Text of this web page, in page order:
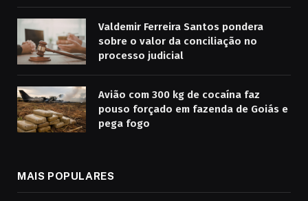
Valdemir Ferreira Santos pondera
sobre o valor da conciliação no
processo judicial
Avião com 300 kg de cocaína faz
pouso forçado em fazenda de Goiás e
pega fogo
MAIS POPULARES